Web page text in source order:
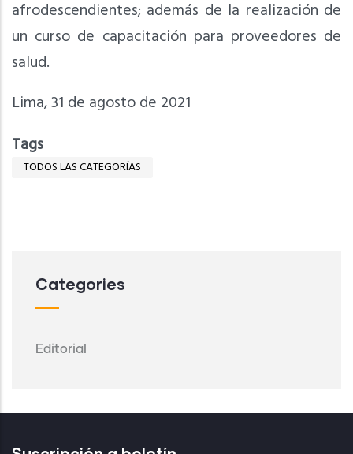
afrodescendientes; además de la realización de
un curso de capacitación para proveedores de
salud.
Lima, 31 de agosto de 2021
Tags
TODOS LAS CATEGORÍAS
Categories
Editorial